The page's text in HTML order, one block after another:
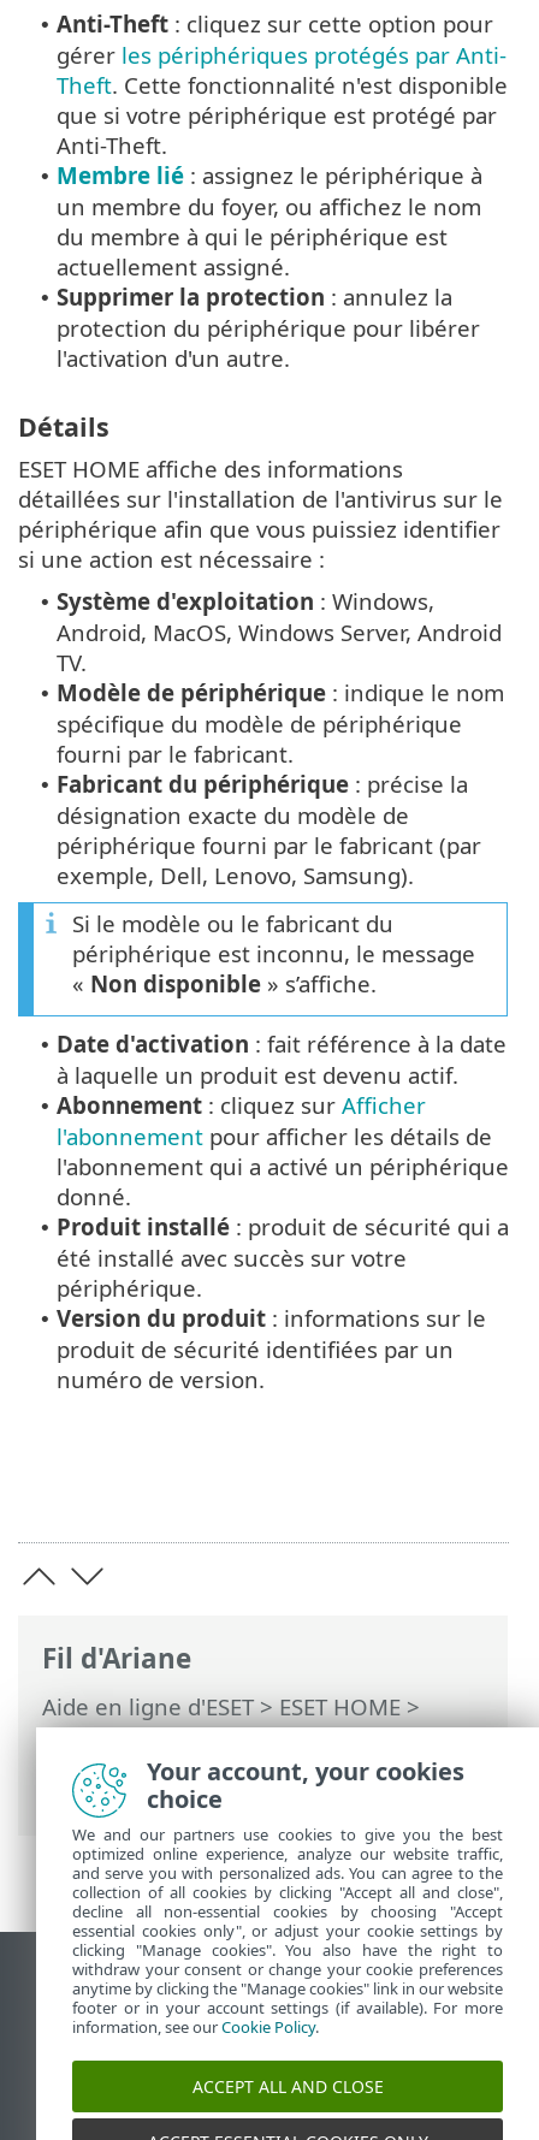
Fil d'Ariane
Aide en ligne d'ESET>ESET HOME>
Travailler avec ESET HOME>Membres>
Fonctionnalités ESET assignées au
membre
> Protection antivirus
• Anti-Theft : cliquez sur cette option pour
gérer les périphériques protégés par Anti-
Theft. Cette fonctionnalité n'est disponible
que si votre périphérique est protégé par
Anti-Theft.
• Membre lié : assignez le périphérique à
un membre du foyer, ou affichez le nom
du membre à qui le périphérique est
actuellement assigné.
• Supprimer la protection : annulez la
protection du périphérique pour libérer
l'activation d'un autre.
Détails
ESET HOME affiche des informations
détaillées sur l'installation de l'antivirus sur le
périphérique afin que vous puissiez identifier
si une action est nécessaire :
• Système d'exploitation : Windows,
Android, MacOS, Windows Server, Android
TV.
• Modèle de périphérique : indique le nom
spécifique du modèle de périphérique
fourni par le fabricant.
• Fabricant du périphérique : précise la
désignation exacte du modèle de
périphérique fourni par le fabricant (par
exemple, Dell, Lenovo, Samsung).
Si le modèle ou le fabricant du
périphérique est inconnu, le message
« Non disponible » s’affiche.
• Date d'activation : fait référence à la date
à laquelle un produit est devenu actif.
• Abonnement : cliquez sur Afficher
l'abonnement pour afficher les détails de
l'abonnement qui a activé un périphérique
donné.
• Produit installé : produit de sécurité qui a
été installé avec succès sur votre
périphérique.
• Version du produit : informations sur le
produit de sécurité identifiées par un
numéro de version.
Afficher le site pour ordinateur de bureau
End of Life
Base de connaissances ESET
Forum ESET
ESET Status Portal
Assistance régionale
Your account, your cookies
choice
We and our partners use cookies to give you the best
optimized online experience, analyze our website traffic,
and serve you with personalized ads. You can agree to the
collection of all cookies by clicking "Accept all and close",
decline all non-essential cookies by choosing "Accept
essential cookies only", or adjust your cookie settings by
clicking "Manage cookies". You also have the right to
withdraw your consent or change your cookie preferences
anytime by clicking the "Manage cookies" link in our website
footer or in your account settings (if available). For more
information, see ourCookie Policy.
ACCEPT ALL AND CLOSE